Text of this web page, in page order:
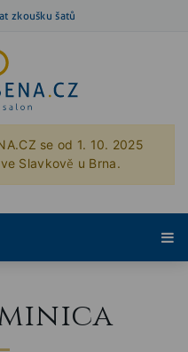
zkoušku šatů
se od 1. 10. 2025
Slavkově u Brna.